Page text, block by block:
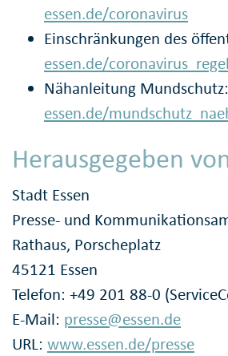
essen.de/coronavirus
Einschränkungen des
essen.de/
Nähanleitung Mundschutz:
essen.de/
Herausgegeben
Stadt Essen
Presse- und
Rathaus, Porscheplatz
45121 Essen
Telefon: +49 201 88-0
E-Mail: presse@essen.de
URL: www.essen.de/presse